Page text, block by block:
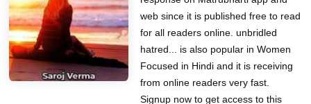
web since it is published free to read
for all readers online. unbridled
hatred... is also popular in Women
Focused in Hindi and it is receiving
from online readers very fast.
Signup now to get access to this